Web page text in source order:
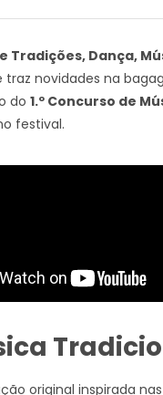
Tradições, Dança,
traz novidades na
do 1.º Concurso de
festival.
original inspirada